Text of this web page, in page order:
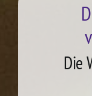
Die